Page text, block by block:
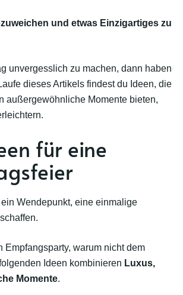
und etwas Einzigartiges zu
unvergesslich zu machen, dann haben
dieses Artikels findest du Ideen, die
außergewöhnliche Momente bieten,
für eine
Wendepunkt, eine einmalige
warum nicht dem
Ideen kombinieren Luxus,
Momente.